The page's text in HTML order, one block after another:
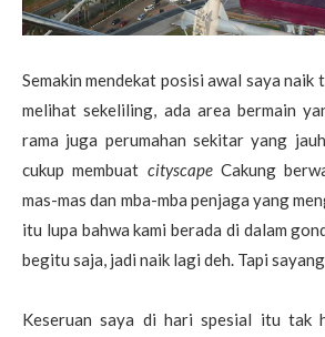
Semakin mendekat posisi awal saya naik
melihat sekeliling, ada area bermain
rama juga perumahan sekitar yang
cukup membuat cityscapeCakung
mas-mas dan mba-mba penjaga yang
itu lupa bahwa kami berada di dalam
begitu saja, jadi naik lagi deh. Tapi
Keseruan saya di hari spesial itu tak